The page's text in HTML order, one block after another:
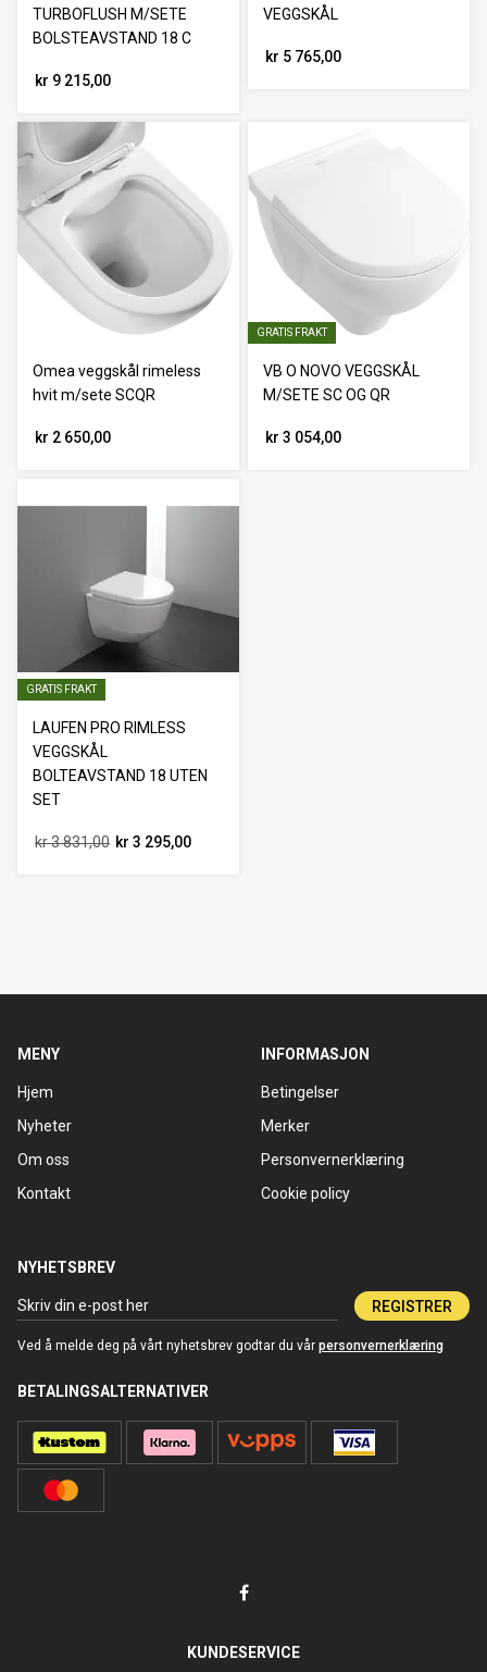
TURBOFLUSH M/SETE
BOLSTEAVSTAND 18 C
kr 9 215,00
VEGGSKÅL
kr 5 765,00
Omea veggskål rimeless
hvit m/sete SCQR
kr 2 650,00
GRATIS FRAKT
VB O NOVO VEGGSKÅL
M/SETE SC OG QR
kr 3 054,00
GRATIS FRAKT
LAUFEN PRO RIMLESS
VEGGSKÅL
BOLTEAVSTAND 18 UTEN
SET
kr 3 831,00 kr 3 295,00
MENY
Hjem
Nyheter
Om oss
Kontakt
INFORMASJON
Betingelser
Merker
Personvernerklæring
Cookie policy
NYHETSBREV
REGISTRER
Ved å melde deg på vårt nyhetsbrev godtar du vår personvernerklæring
BETALINGSALTERNATIVER
KUNDESERVICE